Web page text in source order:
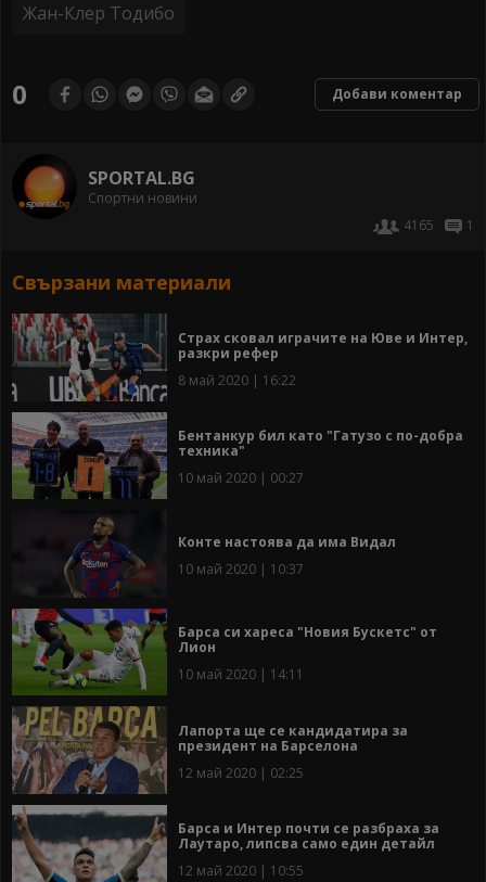
Жан-Клер Тодибо
0 Добави коментар
SPORTAL.BG
Спортни новини
4165
1
Свързани материали
Страх сковал играчите на Юве и Интер,
разкри рефер
8 май 2020 | 16:22
Бентанкур бил като "Гатузо с по-добра
техника"
10 май 2020 | 00:27
Конте настоява да има Видал
10 май 2020 | 10:37
Барса си хареса "Новия Бускетс" от
Лион
10 май 2020 | 14:11
Лапорта ще се кандидатира за
президент на Барселона
12 май 2020 | 02:25
Барса и Интер почти се разбраха за
Лаутаро, липсва само един детайл
12 май 2020 | 10:55